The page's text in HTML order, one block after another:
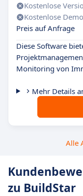
Kostenlose
Kostenlose
Preis auf Anfrage
Diese Software
Monitoring von
Mehr Details
Alle
zu BuildStar